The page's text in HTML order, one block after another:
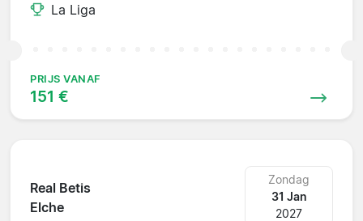
La Liga
PRIJS VANAF
151 €
Real Betis
Elche
Zondag
31 Jan
2027